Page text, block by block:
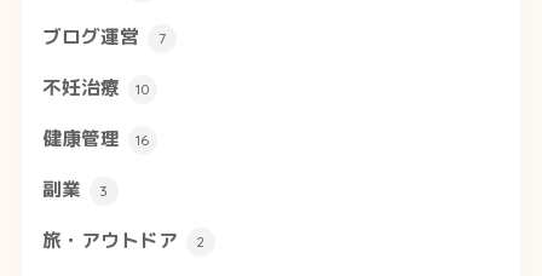
ブログ運営 7
不妊治療 10
健康管理 16
副業 3
旅・アウトドア 2